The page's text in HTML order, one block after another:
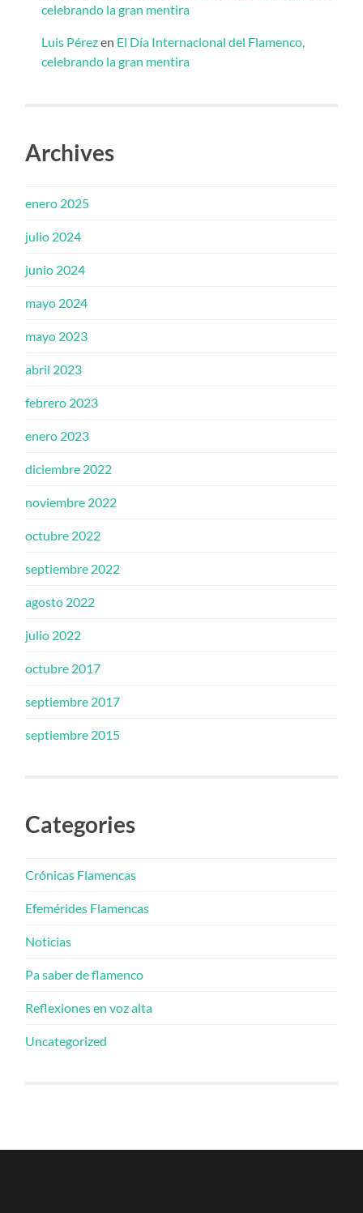
celebrando la gran mentira
Luis Pérezen El Día Internacional del Flamenco,
celebrando la gran mentira
Archives
enero 2025
julio 2024
junio 2024
mayo 2024
mayo 2023
abril 2023
febrero 2023
enero 2023
diciembre 2022
noviembre 2022
octubre 2022
septiembre 2022
agosto 2022
julio 2022
octubre 2017
septiembre 2017
septiembre 2015
Categories
Crónicas Flamencas
Efemérides Flamencas
Noticias
Pa saber de flamenco
Reflexiones en voz alta
Uncategorized